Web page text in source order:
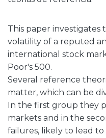
This paper
volatility of a reputed
international stock
Poor's 500.
Several reference
matter, which can be
In the first group they
markets and in the
failures, likely to lead